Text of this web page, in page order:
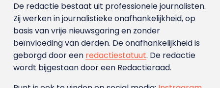
De redactie bestaat uit professionele journalisten.
Zij werken in journalistieke onafhankelijkheid, op
basis van vrije nieuwsgaring en zonder
beïnvloeding van derden. De onafhankelijkheid is
geborgd door een redactiestatuut. De redactie
wordt bijgestaan door een Redactieraad.